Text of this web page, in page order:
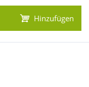
Hinzufügen